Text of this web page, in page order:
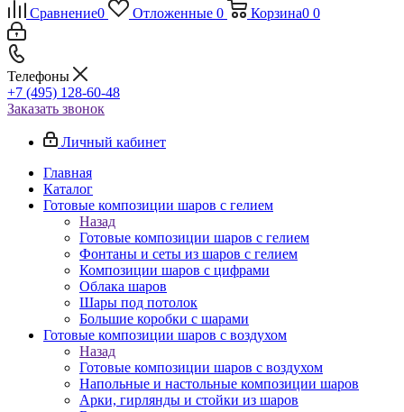
Сравнение0 Отложенные 0 Корзина0 0
Телефоны
+7 (495) 128-60-48
Заказать звонок
Личный кабинет
Главная
Каталог
Готовые композиции шаров с гелием
Назад
Готовые композиции шаров с гелием
Фонтаны и сеты из шаров с гелием
Композиции шаров с цифрами
Облака шаров
Шары под потолок
Большие коробки с шарами
Готовые композиции шаров с воздухом
Назад
Готовые композиции шаров с воздухом
Напольные и настольные композиции шаров
Арки, гирлянды и стойки из шаров